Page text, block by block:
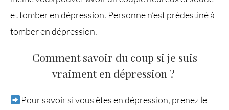
et tomber en dépression. Personne n’est prédestiné à
tomber en dépression.
Comment savoir du coup si je suis
vraiment en dépression ?
Pour savoir si vous êtes en dépression, prenez le